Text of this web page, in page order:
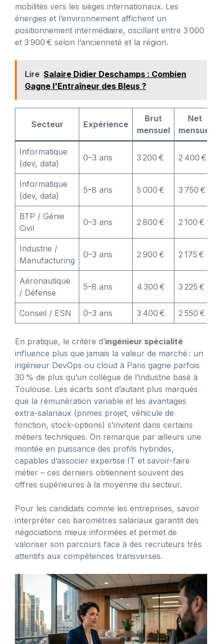
mobilités vers les sièges internationaux. Les
énergies et l’environnement affichent un
positionnement intermédiaire, oscillant entre 3 000
et 3 900 € selon l’ancienneté et la région.
Lire Salaire Didier Deschamps : Combien
Gagne l'Entraîneur des Bleus ?
Secteur Expérience
Brut
mensuel
Net
mensuel
Informatique
(dev, data)
0–3 ans 3 200 € 2 400 €
Informatique
(dev, data)
5–8 ans 5 000 € 3 750 €
BTP / Génie
Civil
0–3 ans 2 800 € 2 100 €
Industrie /
Manufacturing
0–3 ans 2 900 € 2 175 €
Aéronautique
/ Défense
5–8 ans 4 300 € 3 225 €
Conseil / ESN 0–3 ans 3 400 € 2 550 €
En pratique, le critère d’ingénieur spécialité
influence plus que jamais la valeur de marché : un
ingénieur DevOps ou cloud à Paris gagne parfois
30 % de plus qu’un collègue de l’industrie basé à
Toulouse. Les écarts sont d’autant plus marqués
que la rémunération variable et les avantages
extra-salariaux (primes projet, véhicule de
fonction, stock-options) s’invitent dans certains
métiers techniques. On remarque par ailleurs une
montée en puissance des profils hybrides,
capables d’associer expertise IT et savoir-faire
métier – ces derniers obtiennent souvent des
offres supérieures à la moyenne du secteur.
Pour les candidats comme les entreprises, savoir
interpréter ces baromètres salariaux garantit des
négociations mieux informées et permet de
valoriser son parcours face à des recruteurs très
attentifs aux compétences transverses.